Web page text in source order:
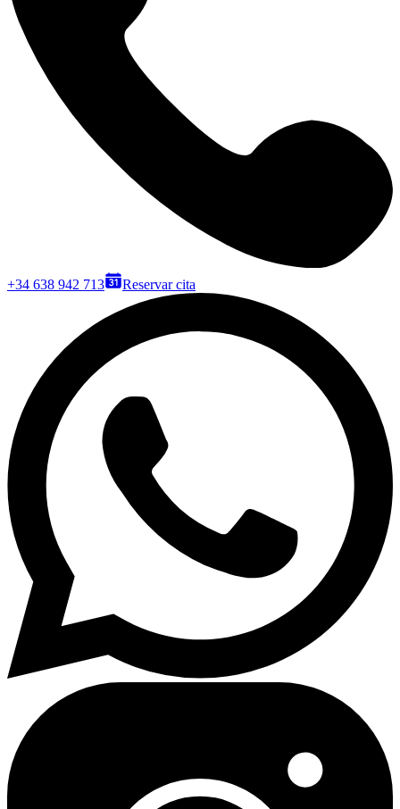
+34 638 942 713 Reservar cita